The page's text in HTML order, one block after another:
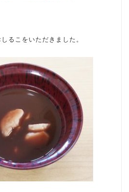
るこをいただきました。